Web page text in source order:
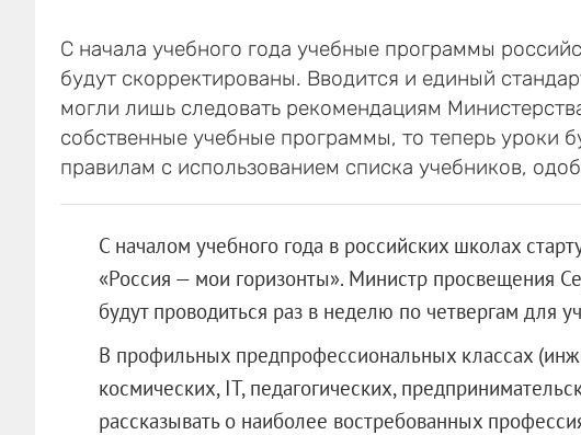
С начала учебного года учебные программы
будут скорректированы. Вводится и единый
могли лишь следовать рекомендациям
собственные учебные программы, то теперь уроки
правилам с использованием списка учебников,
С началом учебного года в российских школах
«Россия — мои горизонты». Министр просвещения
будут проводиться раз в неделю по четвергам для
В профильных предпрофессиональных классах
космических, IT, педагогических,
рассказывать о наиболее востребованных